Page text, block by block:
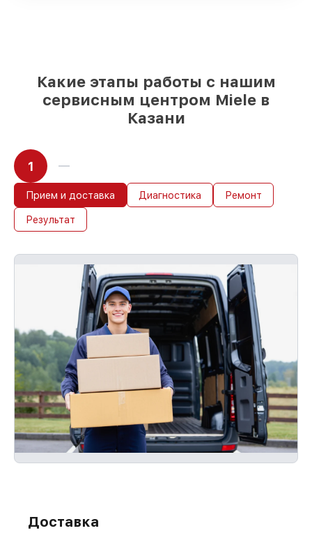
работ за 1–2 часа, если мастер
приступает к сервису сразу
Какие этапы работы с нашим
сервисным центром Miele в
Казани
1
Прием и доставка Диагностика Ремонт
Результат
Доставка